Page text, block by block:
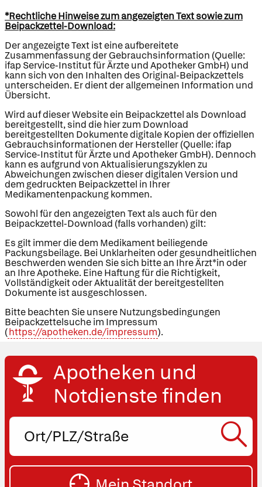
*Rechtliche Hinweise zum angezeigten Text sowie zum
Beipackzettel-Download:
Der angezeigte Text ist eine aufbereitete
Zusammenfassung der Gebrauchsinformation (Quelle:
ifap Service-Institut für Ärzte und Apotheker GmbH) und
kann sich von den Inhalten des Original-Beipackzettels
unterscheiden. Er dient der allgemeinen Information und
Übersicht.
Wird auf dieser Website ein Beipackzettel als Download
bereitgestellt, sind die hier zum Download
bereitgestellten Dokumente digitale Kopien der offiziellen
Gebrauchsinformationen der Hersteller (Quelle: ifap
Service-Institut für Ärzte und Apotheker GmbH). Dennoch
kann es aufgrund von Aktualisierungszyklen zu
Abweichungen zwischen dieser digitalen Version und
dem gedruckten Beipackzettel in Ihrer
Medikamentenpackung kommen.
Sowohl für den angezeigten Text als auch für den
Beipackzettel-Download (falls vorhanden) gilt:
Es gilt immer die dem Medikament beiliegende
Packungsbeilage. Bei Unklarheiten oder gesundheitlichen
Beschwerden wenden Sie sich bitte an Ihre Ärzt*in oder
an Ihre Apotheke. Eine Haftung für die Richtigkeit,
Vollständigkeit oder Aktualität der bereitgestellten
Dokumente ist ausgeschlossen.
Bitte beachten Sie unsere Nutzungsbedingungen
Beipackzettelsuche im Impressum
(https://apotheken.de/impressum).
Apotheken und
Notdienste finden
Ort,
oder
Straße